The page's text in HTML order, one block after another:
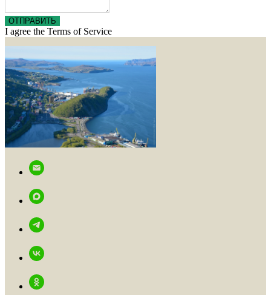
ОТПРАВИТЬ
I agree the Terms of Service